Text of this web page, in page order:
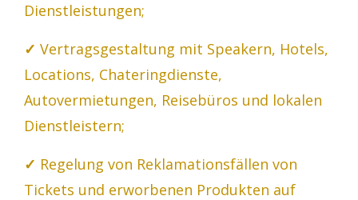
Dienstleistungen;
✓ Vertragsgestaltung mit Speakern, Hotels,
Locations, Chateringdienste,
Autovermietungen, Reisebüros und lokalen
Dienstleistern;
✓ Regelung von Reklamationsfällen von
Tickets und erworbenen Produkten auf